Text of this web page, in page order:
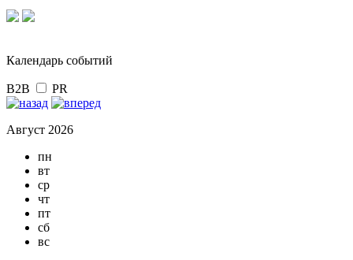
Календарь событий
B2B PR
Август 2026
пн
вт
ср
чт
пт
сб
вс